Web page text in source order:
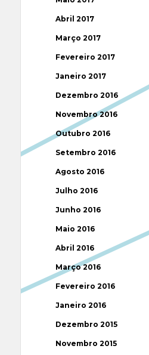
Abril 2017
Março 2017
Fevereiro 2017
Janeiro 2017
Dezembro 2016
Novembro 2016
Outubro 2016
Setembro 2016
Agosto 2016
Julho 2016
Junho 2016
Maio 2016
Abril 2016
Março 2016
Fevereiro 2016
Janeiro 2016
Dezembro 2015
Novembro 2015